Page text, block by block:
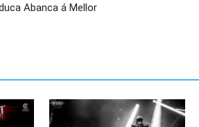
Abanca á Mellor